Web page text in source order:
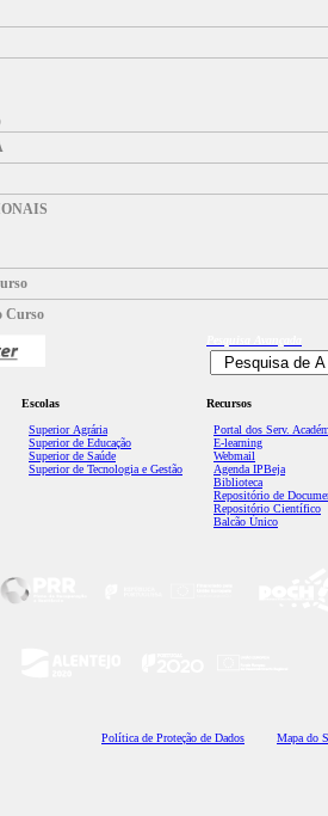
Curso
Escolas
Superior Agrária
Superior de Educação
Superior de Saúde
Superior de Tecnologia e Gestão
Recursos
Portal dos Serv.
E-learning
Webmail
Agenda IPBeja
Biblioteca
Repositório de
Repositório Científico
Balcão Único
Política de Proteção de Dados Mapa do